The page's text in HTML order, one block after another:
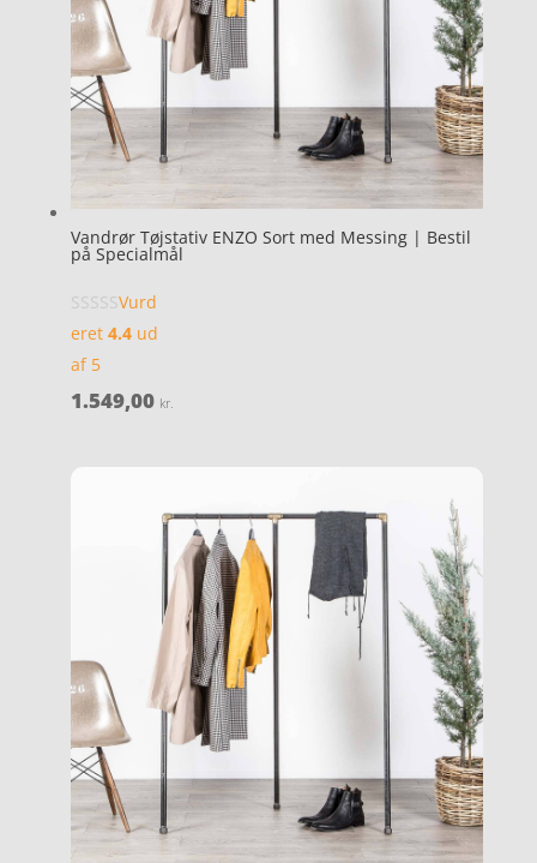
Vandrør Tøjstativ ENZO Sort med Messing | Bestil
på Specialmål
Vurd
eret 4.4ud
af 5
1.549,00 kr.